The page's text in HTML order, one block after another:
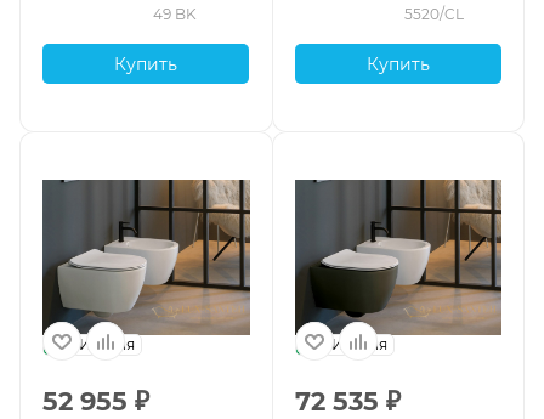
49 BK
Купить
5520/CL
Купить
Италия
52 955 ₽
Италия
72 535 ₽